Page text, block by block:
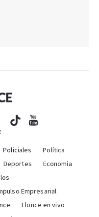
Policiales
Política
Deportes
Economía
Empresarial
Elonce en vivo